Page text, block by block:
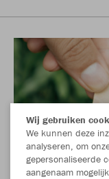
Wij gebruiken
We kunnen deze
analyseren, om
gepersonaliseerde
aangenaam